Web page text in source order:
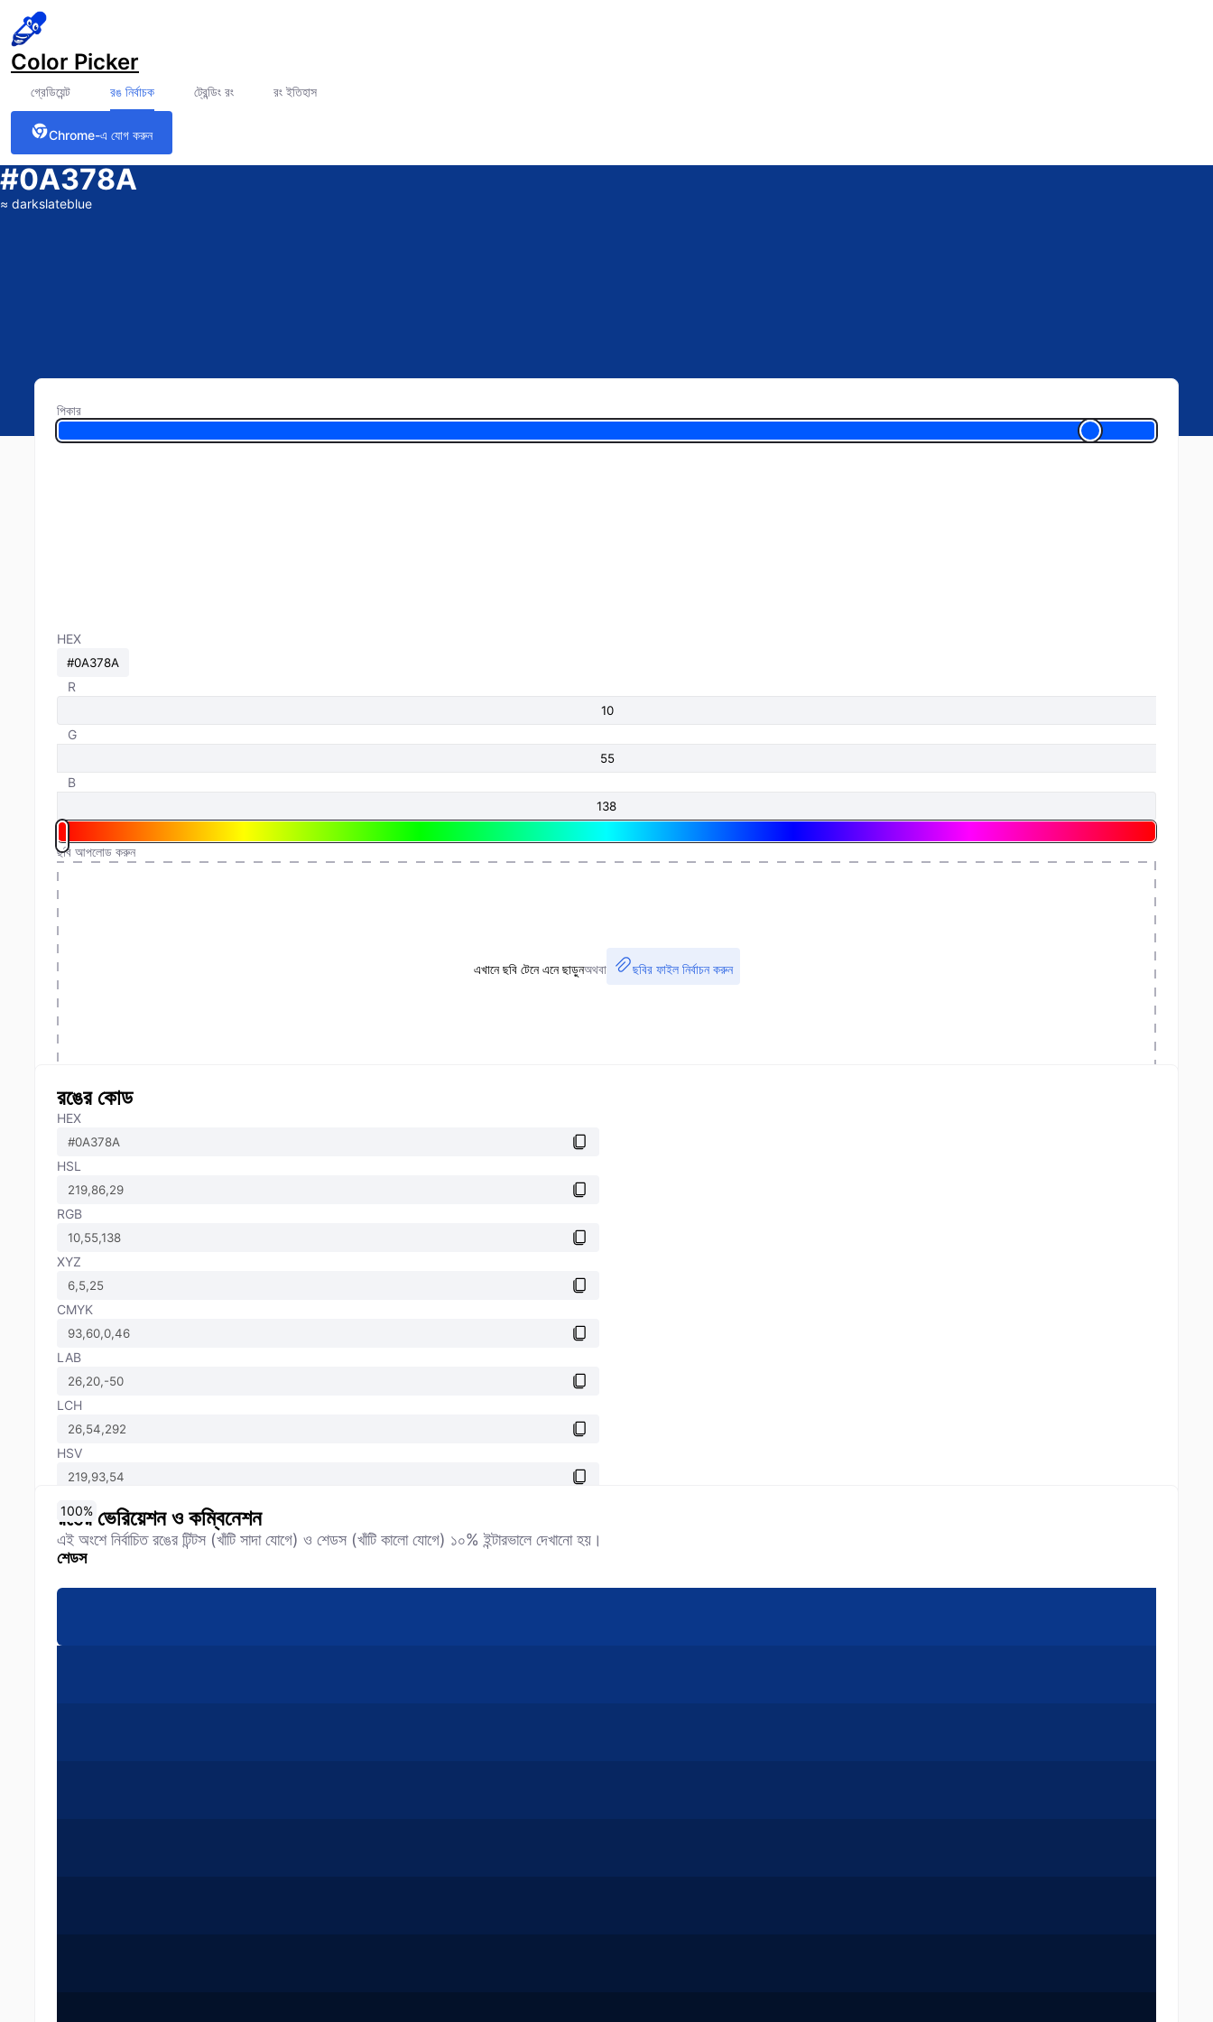
Color Picker
গ্রেডিয়েন্ট রঙ নির্বাচক ট্রেন্ডিং রং রং ইতিহাস
Chrome-এ যোগ করুন
#0A378A
≈ darkslateblue
পিকার
HEX
R
G
B
ছবি আপলোড করুন
এখানে ছবি টেনে এনে ছাড়ুনঅথবা ছবির ফাইল নির্বাচন করুন
রঙের কোড
HEX
HSL
RGB
XYZ
CMYK
LAB
LCH
HSV
রঙের ভেরিয়েশন ও কম্বিনেশন
এই অংশে নির্বাচিত রঙের টিন্টস (খাঁটি সাদা যোগে) ও শেডস (খাঁটি কালো যোগে) ১০% ইন্টারভালে দেখানো হয়।
শেডস
0%
10%
20%
30%
40%
50%
60%
70%
80%
90%
100%